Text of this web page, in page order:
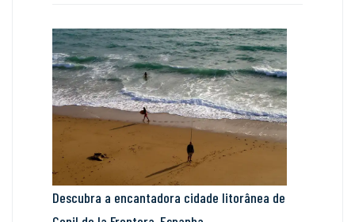
Descubra a encantadora cidade litorânea de